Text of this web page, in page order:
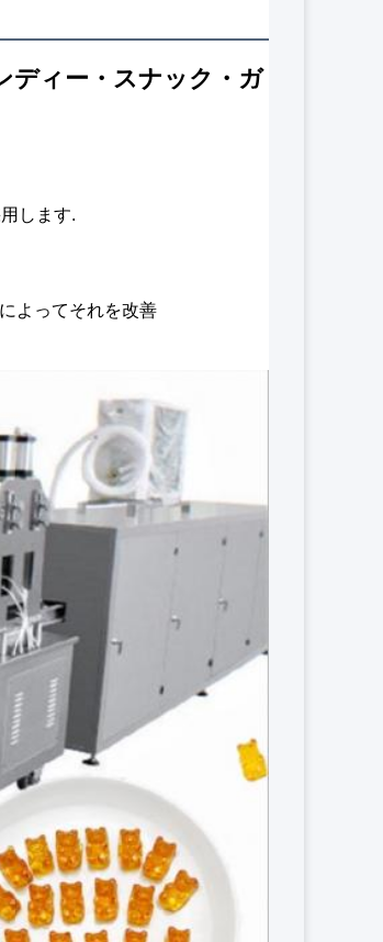
ディー・スナック・ガ
します.
よってそれを改善